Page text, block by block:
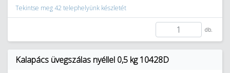
Tekintse meg 42 telephelyünk készletét
db.
Kalapács üvegszálas nyéllel 0,5 kg 10428D